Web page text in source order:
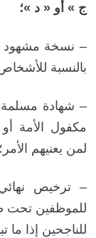
ج » أو « د »؛
– نسخة مشهود
بالنسبة
– شهادة
مكفول الأمة
لمن يعنيهم الأمر؛
– ترخيص نهائي
للموظفين تحت
للناجحين إذا